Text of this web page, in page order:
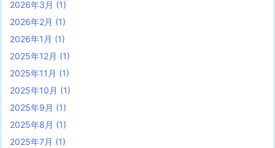
2026年3月 (1)
2026年2月 (1)
2026年1月 (1)
2025年12月 (1)
2025年11月 (1)
2025年10月 (1)
2025年9月 (1)
2025年8月 (1)
2025年7月 (1)